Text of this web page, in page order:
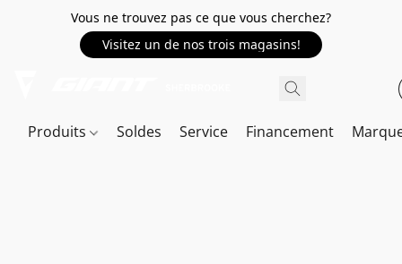
Vous ne trouvez pas ce que vous cherchez?
Visitez un de nos trois magasins!
Produits Soldes Service Financement